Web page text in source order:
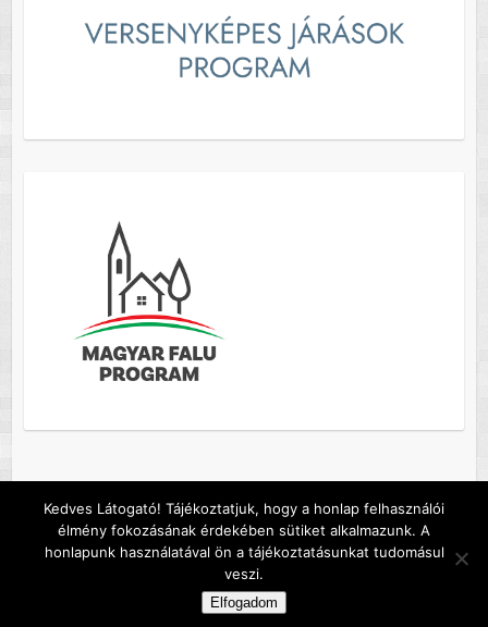
Copyright © 2026Szőc község honlapja . A sablont készítette:Colorlib
Működteti:WordPress
Default footer text
Kedves Látogató! Tájékoztatjuk, hogy a honlap felhasználói
élmény fokozásának érdekében sütiket alkalmazunk. A
honlapunk használatával ön a tájékoztatásunkat tudomásul
veszi.
Elfogadom